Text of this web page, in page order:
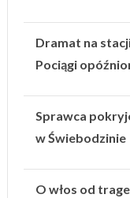
Dramat na
Pociągi
Sprawca
w Świebodzinie
O włos od